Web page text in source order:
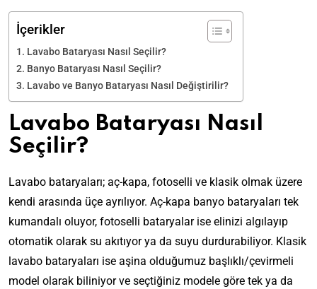
İçerikler
Lavabo Bataryası Nasıl Seçilir?
Banyo Bataryası Nasıl Seçilir?
Lavabo ve Banyo Bataryası Nasıl Değiştirilir?
Lavabo Bataryası Nasıl
Seçilir?
Lavabo bataryaları; aç-kapa, fotoselli ve klasik olmak üzere
kendi arasında üçe ayrılıyor. Aç-kapa banyo bataryaları tek
kumandalı oluyor, fotoselli bataryalar ise elinizi algılayıp
otomatik olarak su akıtıyor ya da suyu durdurabiliyor. Klasik
lavabo bataryaları ise aşina olduğumuz başlıklı/çevirmeli
model olarak biliniyor ve seçtiğiniz modele göre tek ya da